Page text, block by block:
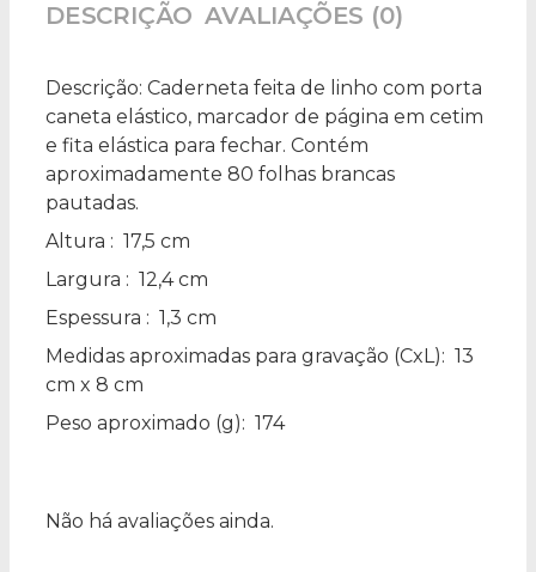
DESCRIÇÃO AVALIAÇÕES (0)
Descrição: Caderneta feita de linho com porta
caneta elástico, marcador de página em cetim
e fita elástica para fechar. Contém
aproximadamente 80 folhas brancas
pautadas.
Altura : 17,5 cm
Largura : 12,4 cm
Espessura : 1,3 cm
Medidas aproximadas para gravação (CxL): 13
cm x 8 cm
Peso aproximado (g): 174
Não há avaliações ainda.